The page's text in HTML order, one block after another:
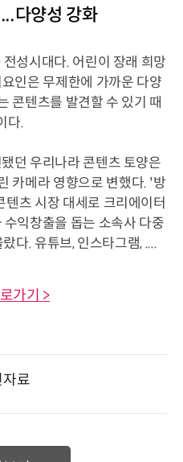
다양성 강화
성시대다. 어린이 장래 희망
인은 무제한에 가까운 다양
콘텐츠를 발견할 수 있기 때
다.
던 우리나라 콘텐츠 토양은
카메라 영향으로 변했다. '방
츠 시장 대세로 크리에이터
익창출을 돕는 소속사 다중
다. 유튜브, 인스타그램, ....
가기 >
자료